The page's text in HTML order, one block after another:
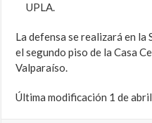
UPLA.
La defensa se realizará en la
el segundo piso de la Casa
Valparaíso.
Última modificación 1 de